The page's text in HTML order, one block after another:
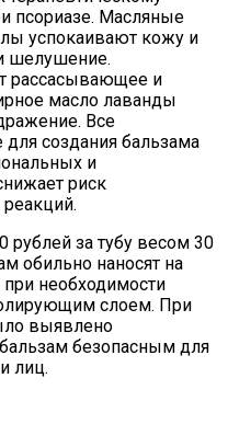
псориазе. Масляные
успокаивают кожу и
шелушение.
рассасывающее и
масло лаванды
Все
создания бальзама
и
риск
рублей за тубу весом 30
обильно наносят на
необходимости
слоем. При
выявлено
безопасным для
лиц.